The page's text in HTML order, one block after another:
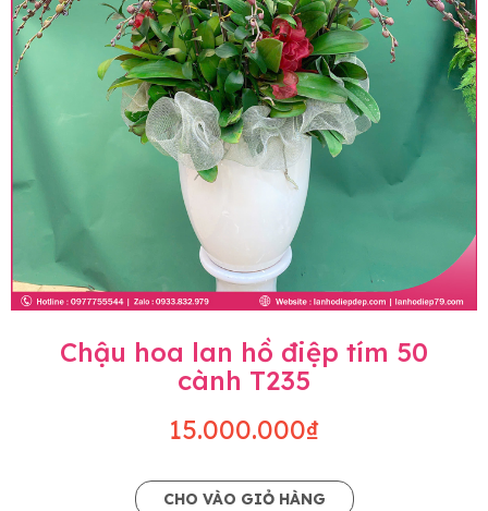
Chậu hoa lan hồ điệp tím 50
cành T235
15.000.000₫
CHO VÀO GIỎ HÀNG